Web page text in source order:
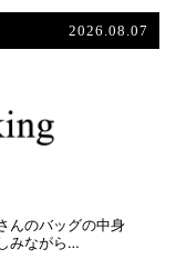
2026.08.07
んのバッグの中身
みながら…